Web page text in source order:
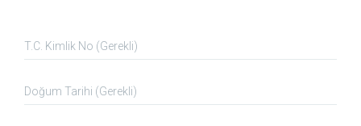
26012
TC
Kimlik
Doğum
Tarihi